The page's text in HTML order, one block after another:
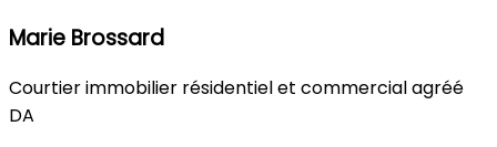
Marie Brossard
Courtier immobilier résidentiel et commercial agréé
DA